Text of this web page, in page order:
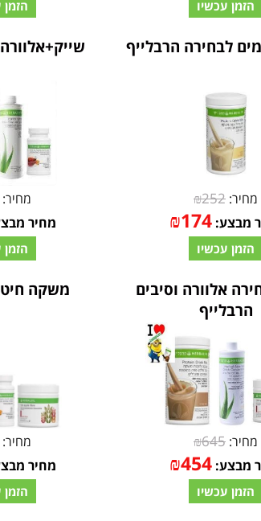
הזמן עכשיו הזמן
לבחירה הרבלייף
מחיר: ₪252
מבצע: ₪174
הזמן עכשיו
מחיר:
מחיר
הזמן
אלוורה וסיבים
הרבלייף
מחיר: ₪645
מבצע: ₪454
הזמן עכשיו
משקה
מחיר:
מחיר
הזמן